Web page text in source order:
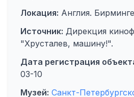
Локация: Англия.
Источник: Дирекция
"Хрусталев, машину!".
Дата регистрация
03-10
Музей: Санкт-